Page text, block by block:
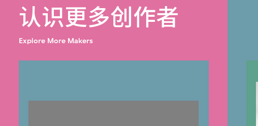
认识更多创作者
Explore More Makers